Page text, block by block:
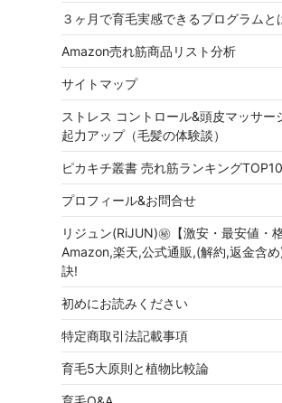
３ヶ月で育毛実感できるプログラムと
Amazon売れ筋商品リスト分析
サイトマップ
ストレス コントロール&頭皮マッサー
起力アップ（毛髪の体験談）
ピカキチ叢書 売れ筋ランキング
プロフィール&お問合せ
リジュン(RiJUN)㊙【激安・最安値・
Amazon,楽天,公式通販,(解約,返金含
訣!
初めにお読みください
特定商取引法記載事項
育毛5大原則と植物比較論